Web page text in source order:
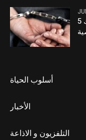
5 سنوات سجنا لصانع محتوى بسبب انتهاك
أسلوب الحياة
الأخبار
التلفزيون و الاذاعة